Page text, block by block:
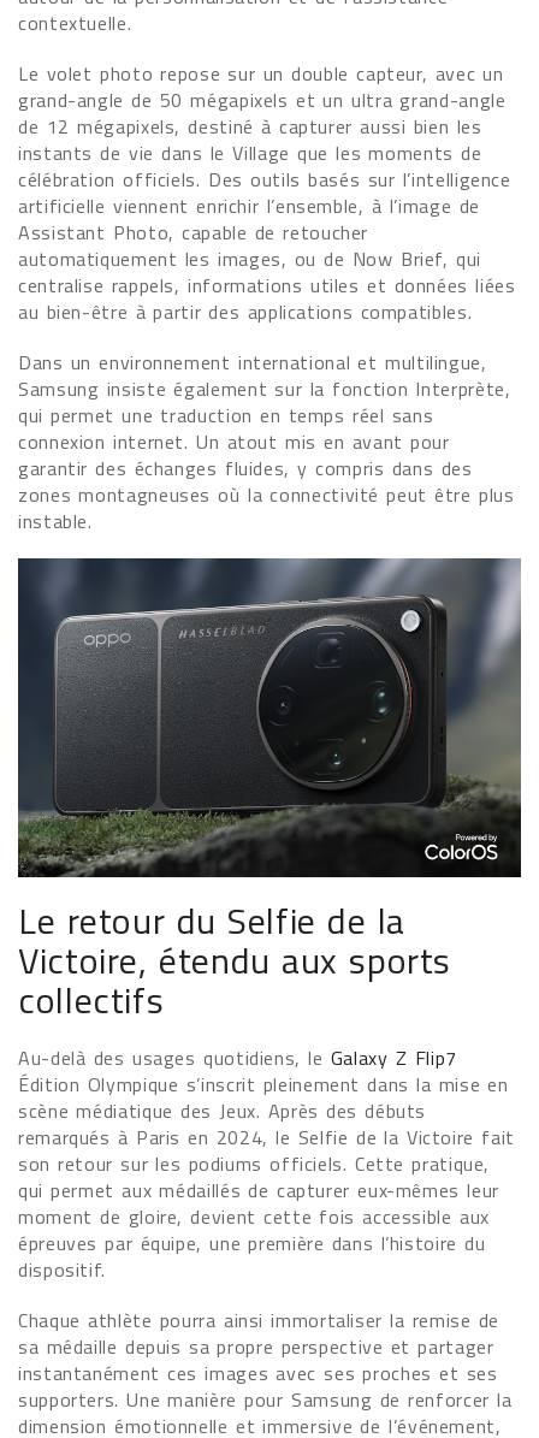
contextuelle.
Le volet photo repose sur un double capteur, avec un
grand-angle de 50 mégapixels et un ultra grand-angle
de 12 mégapixels, destiné à capturer aussi bien les
instants de vie dans le Village que les moments de
célébration officiels. Des outils basés sur l’intelligence
artificielle viennent enrichir l’ensemble, à l’image de
Assistant Photo, capable de retoucher
automatiquement les images, ou de Now Brief, qui
centralise rappels, informations utiles et données liées
au bien-être à partir des applications compatibles.
Dans un environnement international et multilingue,
Samsung insiste également sur la fonction Interprète,
qui permet une traduction en temps réel sans
connexion internet. Un atout mis en avant pour
garantir des échanges fluides, y compris dans des
zones montagneuses où la connectivité peut être plus
instable.
Le retour du Selfie de la
Victoire, étendu aux sports
collectifs
Au-delà des usages quotidiens, le Galaxy Z Flip7
Édition Olympique s’inscrit pleinement dans la mise en
scène médiatique des Jeux. Après des débuts
remarqués à Paris en 2024, le Selfie de la Victoire fait
son retour sur les podiums officiels. Cette pratique,
qui permet aux médaillés de capturer eux-mêmes leur
moment de gloire, devient cette fois accessible aux
épreuves par équipe, une première dans l’histoire du
dispositif.
Chaque athlète pourra ainsi immortaliser la remise de
sa médaille depuis sa propre perspective et partager
instantanément ces images avec ses proches et ses
supporters. Une manière pour Samsung de renforcer la
dimension émotionnelle et immersive de l’événement,